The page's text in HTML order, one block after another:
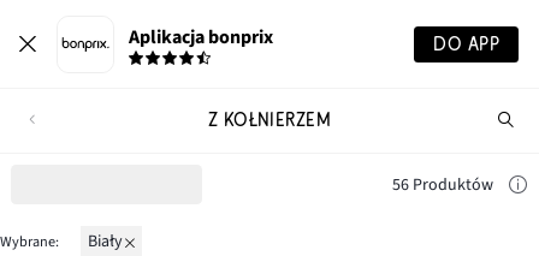
Aplikacja bonprix DO APP
Z KOŁNIERZEM
56 Produktów
Wybrane: biały